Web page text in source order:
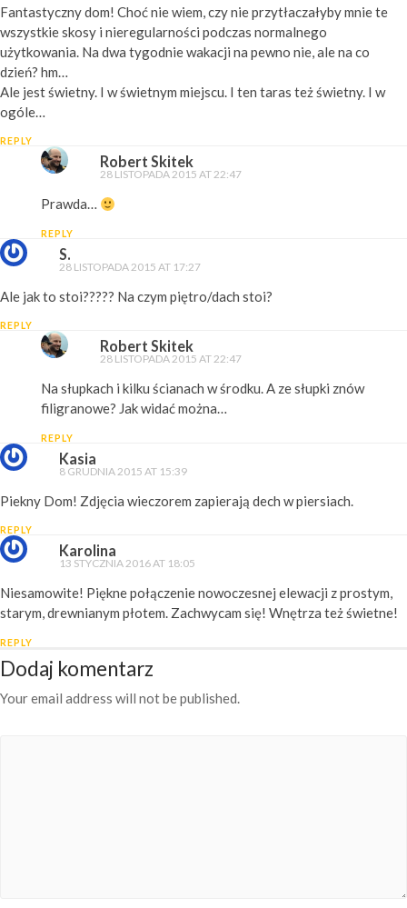
Fantastyczny dom! Choć nie wiem, czy nie przytłaczałyby mnie te
wszystkie skosy i nieregularności podczas normalnego
użytkowania. Na dwa tygodnie wakacji na pewno nie, ale na co
dzień? hm…
Ale jest świetny. I w świetnym miejscu. I ten taras też świetny. I w
ogóle…
REPLY
Robert Skitek
28 LISTOPADA 2015 AT 22:47
Prawda…
REPLY
S.
28 LISTOPADA 2015 AT 17:27
Ale jak to stoi????? Na czym piętro/dach stoi?
REPLY
Robert Skitek
28 LISTOPADA 2015 AT 22:47
Na słupkach i kilku ścianach w środku. A ze słupki znów
filigranowe? Jak widać można…
REPLY
Kasia
8 GRUDNIA 2015 AT 15:39
Piekny Dom! Zdjęcia wieczorem zapierają dech w piersiach.
REPLY
Karolina
13 STYCZNIA 2016 AT 18:05
Niesamowite! Piękne połączenie nowoczesnej elewacji z prostym,
starym, drewnianym płotem. Zachwycam się! Wnętrza też świetne!
REPLY
Dodaj komentarz
Your email address will not be published.